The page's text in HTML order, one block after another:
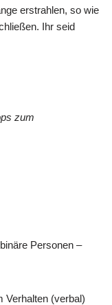
erstrahlen, so wie
Ihr seid
zum
Personen –
Verhalten (verbal)